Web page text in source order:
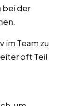
bei der
im Team zu
oft Teil